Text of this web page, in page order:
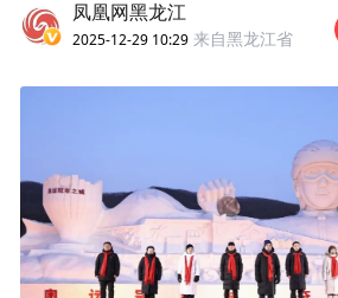
凤凰网黑龙江
2025-12-29 10:29 来自黑龙江省